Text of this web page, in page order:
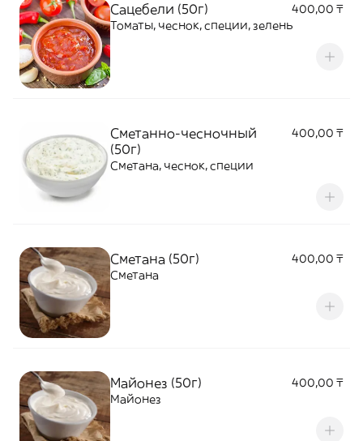
Сацебели (50г)
400,00 ₸
Томаты, чеснок, специи, зелень
Сметанно-чесночный
(50г)
400,00 ₸
Сметана, чеснок, специи
Сметана (50г)
400,00 ₸
Сметана
Майонез (50г)
400,00 ₸
Майонез